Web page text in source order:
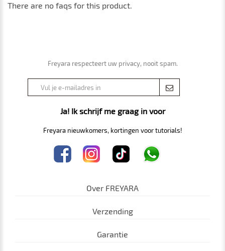
There are no faqs for this product.
Freyara respecteert uw privacy, nooit spam.
Ja! Ik schrijf me graag in voor
Freyara nieuwkomers, kortingen voor tutorials!
Over FREYARA
Verzending
Garantie